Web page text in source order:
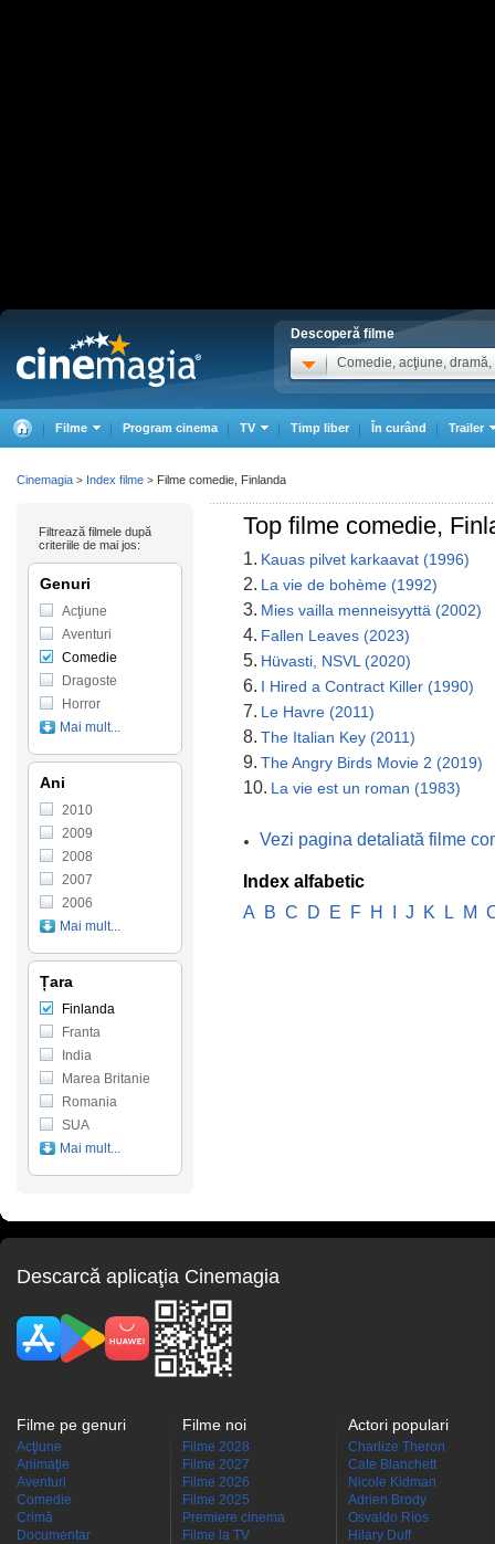
Descoperă filme
Comedie, acţiune, dramă,
Filme Program cinema TV Timp liber În curând Trailer
Top filme comedie,
1. Kauas pilvet karkaavat (1996)
2. La vie de bohème (1992)
3. Mies vailla menneisyyttä (2002)
4. Fallen Leaves (2023)
5. Hüvasti, NSVL (2020)
6. I Hired a Contract Killer (1990)
7. Le Havre (2011)
8. The Italian Key (2011)
9. The Angry Birds Movie 2 (2019)
10. La vie est un roman (1983)
Vezi pagina detaliată filme
Index alfabetic
A
B C D E F H J K L M
Filtrează filmele după
criteriile de mai jos:
Genuri
Acţiune
Aventuri
Comedie
Dragoste
Horror
Mai mult...
Ani
2010
2009
2008
2007
2006
Mai mult...
Țara
Finlanda
Franta
India
Marea Britanie
Romania
SUA
Mai mult...
Cinemagia > Index filme > Filme comedie, Finlanda
Descarcă aplicaţia Cinemagia
Filme pe genuri
Acţiune
Animaţie
Aventuri
Comedie
Crimă
Documentar
Filme noi
Filme 2028
Filme 2027
Filme 2026
Filme 2025
Premiere cinema
Filme la TV
Actori populari
Charlize Theron
Cate Blanchett
Nicole Kidman
Adrien Brody
Osvaldo Ríos
Hilary Duff